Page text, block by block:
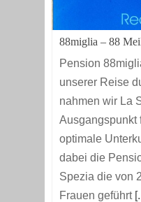
88miglia – 88
Pension
unserer Reise
nahmen wir La
Ausgangspunkt
optimale
dabei die
Spezia die von
Frauen geführt